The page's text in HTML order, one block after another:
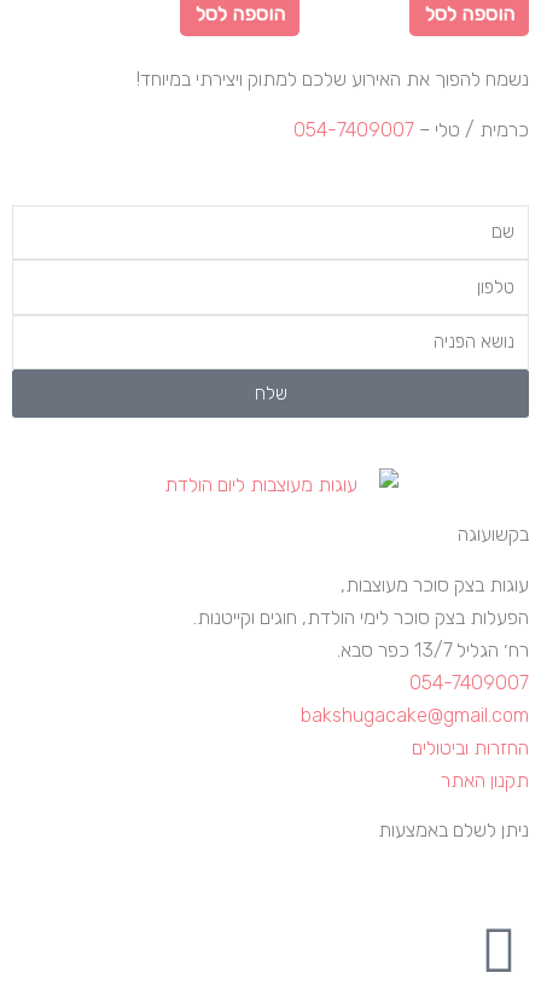
הוספה לסל הוספה לסל
נשמח להפוך את האירוע שלכם למתוק ויצירתי במיוחד!
כרמית / טלי – 054-7409007
טלפון
שלח
בקשועוגה
עוגות בצק סוכר מעוצבות,
הפעלות בצק סוכר לימי הולדת, חוגים וקייטנות.
רח׳ הגליל 13/7 כפר סבא.
054-7409007
bakshugacake@gmail.com
החזרות וביטולים
תקנון האתר
ניתן לשלם באמצעות